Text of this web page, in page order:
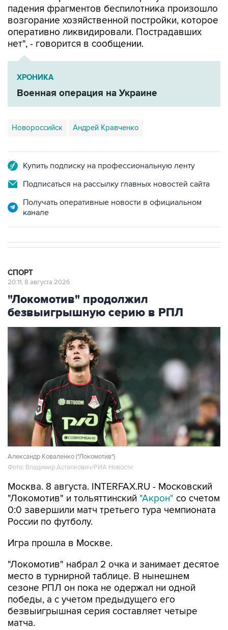
падения фрагментов беспилотника произошло
возгорание хозяйственной постройки, которое
оперативно ликвидировали. Пострадавших
нет", - говорится в сообщении.
ХРОНИКА
Военная операция на Украине
Новороссийск Андрей Кравченко
Купить подписку на профессиональную ленту
Подписаться на рассылку главных новостей сайта
Получать оперативные новости в официальном
канале
СПОРТ
20:11, 8 августа 2026
"Локомотив" продолжил
безвыигрышную серию в РПЛ
Александр Коваленко ("Локомотив")
Фото: Владимир Астапкович/РИА Новости
Москва. 8 августа. INTERFAX.RU - Московский
"Локомотив" и тольяттинский "Акрон" со счетом
0:0 завершили матч третьего тура чемпионата
России по футболу.
Игра прошла в Москве.
"Локомотив" набрал 2 очка и занимает десятое
место в турнирной таблице. В нынешнем
сезоне РПЛ он пока не одержал ни одной
победы, а с учетом предыдущего его
безвыигрышная серия составляет четыре
матча.